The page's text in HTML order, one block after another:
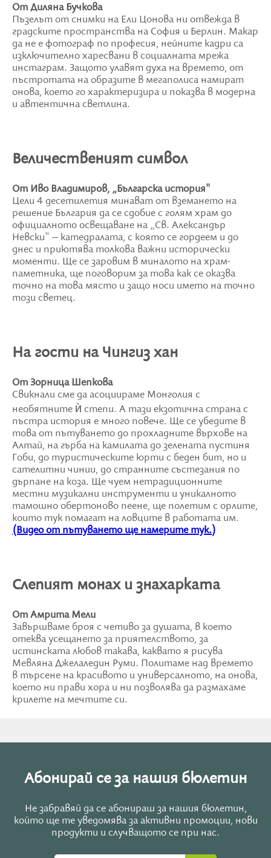
От Диляна Бучкова
Пъзелът от снимки на Ели Цонова ни отвежда в
градските пространства на София и Берлин. Макар
да не е фотограф по професия, нейните кадри са
изключително харесвани в социалната мрежа
инстаграм. Защото улавят духа на времето, от
пъстротата на образите в мегаполиса намират
онова, което го характеризира и показва в модерна
и автентична светлина.
Величественият символ
От Иво Владимиров, „Българска история"
Цели 4 десетилетия минават от вземането на
решение България да се сдобие с голям храм до
официалното освещаване на „Св. Александър
Невски" – катедралата, с която се гордеем и до
днес и приютява толкова важни исторически
моменти. Ще се заровим в миналото на храм-
паметника, ще поговорим за това как се оказва
точно на това място и защо носи името на точно
този светец.
На гости на Чингиз хан
От Зорница Шепкова
Свикнали сме да асоциираме Монголия с
необятните ѝ степи. А тази екзотична страна с
пъстра история е много повече. Ще се убедите в
това от пътуването до прохладните върхове на
Алтай, на гърба на камилата до зелената пустиня
Гоби, до туристическите юрти с беден бит, но и
сателитни чинии, до странните състезания по
дърпане на коза. Ще чуем нетрадиционните
местни музикални инструменти и уникалното
тамошно обертоново пеене, ще полетим с орлите,
които тук помагат на ловците в работата им.
(Видео от пътуването ще намерите тук.)
Слепият монах и знахарката
От Амрита Мели
Завършваме броя с четиво за душата, в което
отеква усещането за приятелството, за
истинската любов такава, каквато я рисува
Мевляна Джелаледин Руми. Политаме над времето
в търсене на красивото и универсалното, на онова,
което ни прави хора и ни позволява да размахаме
крилете на мечтите си.
Абонирай се за нашия бюлетин
Не забравяй да се абонираш за нашия бюлетин,
който ще те уведомява за активни промоции, нови
продукти и случващото се при нас.